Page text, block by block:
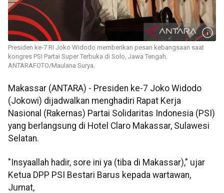
Presiden ke-7 RI Joko Widodo memberikan pesan kebangsaan saat
kongres PSI Partai Super Terbuka di Solo, Jawa Tengah.
ANTARAFOTO/Maulana Surya.
Makassar (ANTARA) - Presiden ke-7 Joko Widodo
(Jokowi) dijadwalkan menghadiri Rapat Kerja
Nasional (Rakernas) Partai Solidaritas Indonesia (PSI)
yang berlangsung di Hotel Claro Makassar, Sulawesi
Selatan.
"Insyaallah hadir, sore ini ya (tiba di Makassar)," ujar
Ketua DPP PSI Bestari Barus kepada wartawan,
Jumat,